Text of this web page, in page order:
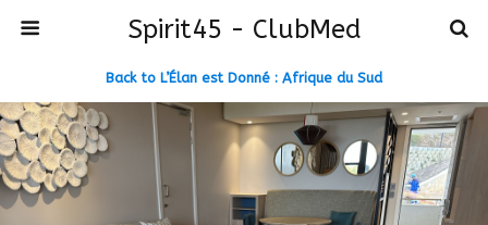
Spirit45 - ClubMed
Back to L’Élan est Donné : Afrique du Sud